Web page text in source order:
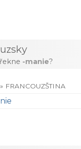
-manie?
FRANCOUZŠTINA